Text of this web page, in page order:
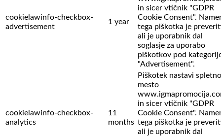
cookielawinfo-checkbox-
advertisement
1 year
in sicer vtičnik "GDPR
Cookie Consent".
tega piškotka je
ali je uporabnik dal
soglasje za uporabo
piškotkov pod
"Advertisement".
cookielawinfo-checkbox-
analytics
11
months
Piškotek nastavi spletno
mesto
in sicer vtičnik "GDPR
Cookie Consent".
tega piškotka je
ali je uporabnik dal